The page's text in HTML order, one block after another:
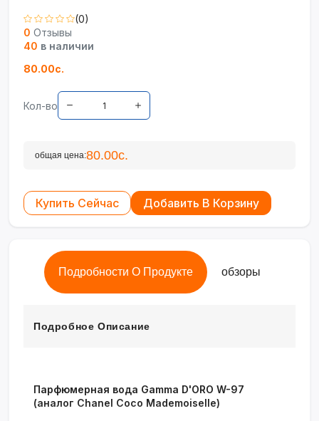
(0)
0 Отзывы
40 в наличии
80.00с.
Кол-во
общая цена:80.00с.
Купить Сейчас Добавить В Корзину
Подробности О Продукте обзоры
Подробное Описание
Парфюмерная вода Gamma D'ORO W-97
(аналог Chanel Coco Mademoiselle)